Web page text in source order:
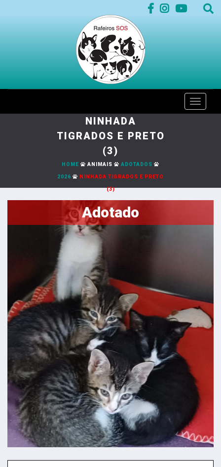
Toggle
NINHADA
TIGRADOS E PRETO
(3)
HOME ANIMAIS ADOTADOS
2026 NINHADA TIGRADOS E PRETO
(3)
Adotado